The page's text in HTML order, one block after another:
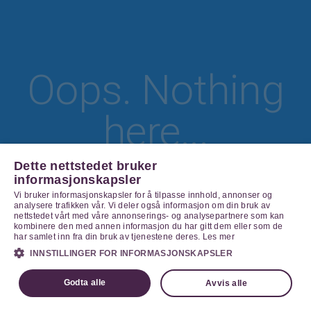
Oops. Nothing
here...
Go Home
Dette nettstedet bruker
informasjonskapsler
Vi bruker informasjonskapsler for å tilpasse innhold, annonser og
analysere trafikken vår. Vi deler også informasjon om din bruk av
nettstedet vårt med våre annonserings- og analysepartnere som kan
kombinere den med annen informasjon du har gitt dem eller som de
har samlet inn fra din bruk av tjenestene deres. Les mer
INNSTILLINGER FOR INFORMASJONSKAPSLER
Godta alle Avvis alle